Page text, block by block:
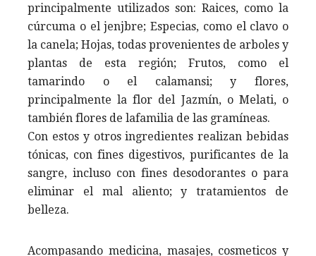
principalmente utilizados son: Raices, como la
cúrcuma o el jenjbre; Especias, como el clavo o
la canela; Hojas, todas provenientes de arboles y
plantas de esta región; Frutos, como el
tamarindo o el calamansi; y flores,
principalmente la flor del Jazmín, o Melati, o
también flores de lafamilia de las gramíneas.
Con estos y otros ingredientes realizan bebidas
tónicas, con fines digestivos, purificantes de la
sangre, incluso con fines desodorantes o para
eliminar el mal aliento; y tratamientos de
belleza.
Acompasando medicina, masajes, cosmeticos y